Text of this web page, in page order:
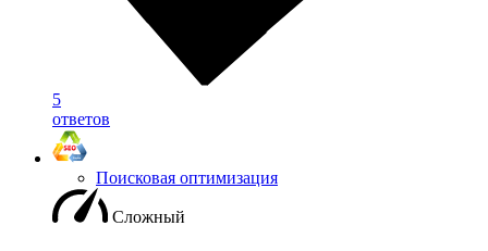
5
ответов
Поисковая оптимизация
Сложный